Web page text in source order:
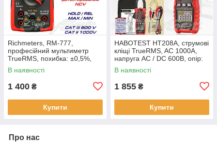
Richmeters, RM-777,
професійний мультиметр
TrueRMS, похибка: ±0,5%,
відліків: 9999, напруга:
1000В/750В, опір:
В наявності
1 400 ₴
Купити
HABOTEST HT208A, струмові
кліщі TrueRMS, AC 1000A,
напруга AC / DC 600В, опір:
60МОм, ємність:100мФ,
частота:
В наявності
1 855 ₴
Купити
Про нас